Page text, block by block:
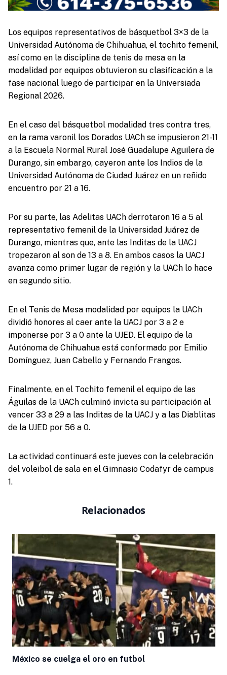
Los equipos representativos de básquetbol 3×3 de la
Universidad Autónoma de Chihuahua, el tochito femenil,
así como en la disciplina de tenis de mesa en la
modalidad por equipos obtuvieron su clasificación a la
fase nacional luego de participar en la Universiada
Regional 2026.
En el caso del básquetbol modalidad tres contra tres,
en la rama varonil los Dorados UACh se impusieron 21-11
a la Escuela Normal Rural José Guadalupe Aguilera de
Durango, sin embargo, cayeron ante los Indios de la
Universidad Autónoma de Ciudad Juárez en un reñido
encuentro por 21 a 16.
Por su parte, las Adelitas UACh derrotaron 16 a 5 al
representativo femenil de la Universidad Juárez de
Durango, mientras que, ante las Inditas de la UACJ
tropezaron al son de 13 a 8. En ambos casos la UACJ
avanza como primer lugar de región y la UACh lo hace
en segundo sitio.
En el Tenis de Mesa modalidad por equipos la UACh
dividió honores al caer ante la UACJ por 3 a 2 e
imponerse por 3 a 0 ante la UJED. El equipo de la
Autónoma de Chihuahua está conformado por Emilio
Domínguez, Juan Cabello y Fernando Frangos.
Finalmente, en el Tochito femenil el equipo de las
Águilas de la UACh culminó invicta su participación al
vencer 33 a 29 a las Inditas de la UACJ y a las Diablitas
de la UJED por 56 a 0.
La actividad continuará este jueves con la celebración
del voleibol de sala en el Gimnasio Codafyr de campus
1.
Relacionados
México se cuelga el oro en futbol